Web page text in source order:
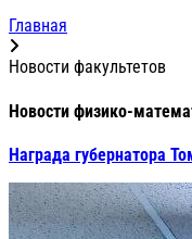
Главная
Новости факультетов
Новости физико-
Награда губернатора